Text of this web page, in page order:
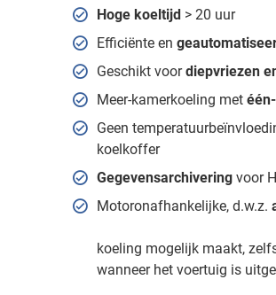
Hoge koeltijd> 20 uur
Efficiënte en
Geschikt voordiepvriezen
Meer-kamerkoeling met
Geen
koelkoffer
Gegevensarchiveringvoor
Motoronafhankelijke, d.w.z.
koeling mogelijk maakt,
wanneer het voertuig is